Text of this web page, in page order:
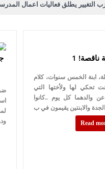
التغيير يطلق فعاليات اعمال
النواب يقر مشروع تعديل قانون
العلم (الدفعة الثالثة) إلى مراجعة
محمود أحمد فريحات.. مبارك
1
ابنة الخمس سنوات، كلام
تحكي لها ولأختها التي
والدهما كل يوم ..كانوا
Read